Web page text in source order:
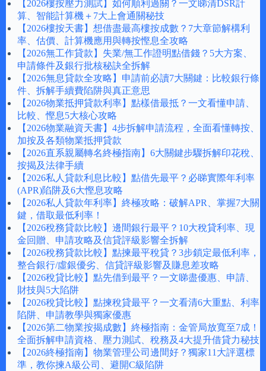
【2026樓按壓力測試】如何順利過關？一文睇清DSR計
算、智能計算機＋7大上會通關秘技
【2026樓按天書】想借盡最高樓按成數？7大章節解構利
率、估價、計算機應用與轉按慳息全攻略
【2026無工作貸款】失業/無工作證明點借錢？5大方案、
申請條件及銀行批核秘訣全拆解
【2026無息貸款全攻略】申請前必讀7大關鍵：比較銀行條
件、拆解手續費陷阱與真正意思
【2026物業抵押貸款利率】點樣借最抵？一文看懂申請、
比較、慳息5大核心攻略
【2026物業融資天書】4步拆解申請流程，全面看懂轉按、
加按及各類物業抵押貸款
【2026直系親屬轉名終極指南】6大關鍵步驟拆解印花稅、
按揭及法律手續
【2026私人貸款利息比較】點借先最平？必睇實際年利率
(APR)陷阱及6大慳息攻略
【2026私人貸款年利率】終極攻略：破解APR、掌握7大關
鍵，借取最低利率！
【2026稅務貸款比較】邊間銀行最平？10大稅貸利率、現
金回贈、申請攻略及信貸評級影響全拆解
【2026稅務貸款比較】點揀最平稅貸？3步鎖定最低利率，
整合銀行/虛銀優劣、信貸評級影響及賺息差攻略
【2026稅貸比較】點先借到最平？一文睇盡優惠、申請、
財技與5大陷阱
【2026稅貸比較】點揀稅貸最平？一文看清6大重點、利率
陷阱、申請教學與獨家優惠
【2026第二物業按揭成數】終極指南：金管局放寬至7成！
全面拆解申請資格、壓力測試、稅務及4大提升借貸力秘技
【2026終極指南】物業管理公司邊間好？獨家11大評選標
準，教你揀A級公司、避開C級陷阱